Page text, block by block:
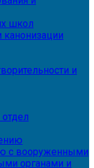
школ
канонизации
и
с вооруженными
органами и